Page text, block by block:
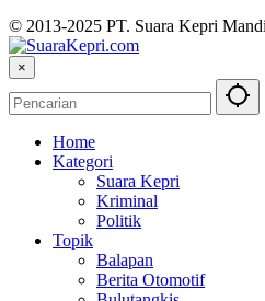
© 2013-2025 PT. Suara Kepri
×
Home
Kategori
Suara Kepri
Kriminal
Politik
Topik
Balapan
Berita Otomotif